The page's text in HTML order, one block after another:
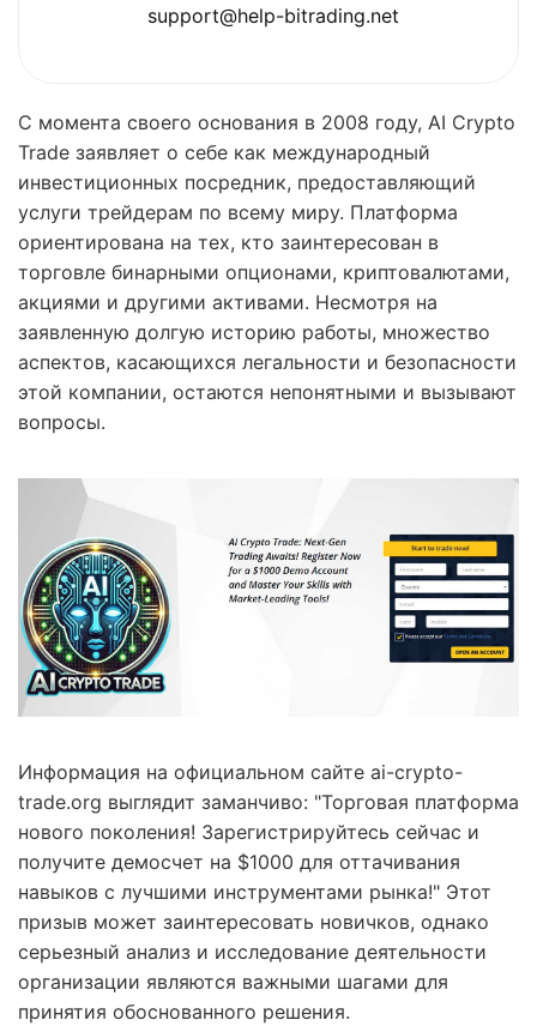
support@help-bitrading.net
С момента своего основания в 2008 году, AI Crypto
Trade заявляет о себе как международный
инвестиционных посредник, предоставляющий
услуги трейдерам по всему миру. Платформа
ориентирована на тех, кто заинтересован в
торговле бинарными опционами, криптовалютами,
акциями и другими активами. Несмотря на
заявленную долгую историю работы, множество
аспектов, касающихся легальности и безопасности
этой компании, остаются непонятными и вызывают
вопросы.
Информация на официальном сайте ai-crypto-
trade.org выглядит заманчиво: "Торговая платформа
нового поколения! Зарегистрируйтесь сейчас и
получите демосчет на $1000 для оттачивания
навыков с лучшими инструментами рынка!" Этот
призыв может заинтересовать новичков, однако
серьезный анализ и исследование деятельности
организации являются важными шагами для
принятия обоснованного решения.